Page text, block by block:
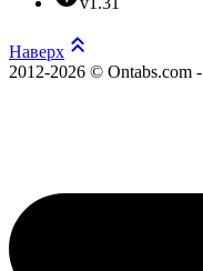
Наверх
2012-2026 © Ontabs.com